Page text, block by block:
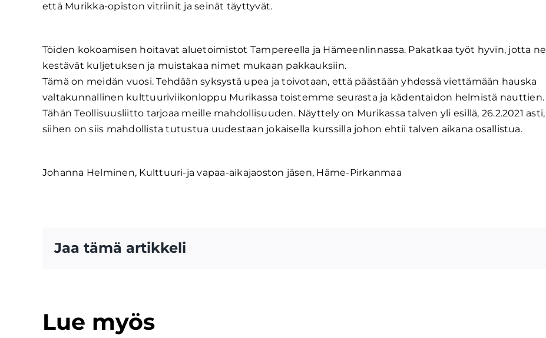
että Murikka-opiston vitriinit ja seinät täyttyvät.
Töiden kokoamisen hoitavat aluetoimistot Tampereella ja Hämeenlinnassa. Pakatkaa työt hyvin, jotta ne
kestävät kuljetuksen ja muistakaa nimet mukaan pakkauksiin.
Tämä on meidän vuosi. Tehdään syksystä upea ja toivotaan, että päästään yhdessä viettämään hauska
valtakunnallinen kulttuuriviikonloppu Murikassa toistemme seurasta ja kädentaidon helmistä nauttien.
Tähän Teollisuusliitto tarjoaa meille mahdollisuuden. Näyttely on Murikassa talven yli esillä, 26.2.2021 asti,
siihen on siis mahdollista tutustua uudestaan jokaisella kurssilla johon ehtii talven aikana osallistua.
Johanna Helminen, Kulttuuri-ja vapaa-aikajaoston jäsen, Häme-Pirkanmaa
Jaa tämä artikkeli
Lue myös